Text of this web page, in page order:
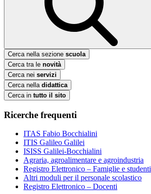
Cerca nella sezione scuola
Cerca tra le novità
Cerca nei servizi
Cerca nella didattica
Cerca in tutto il sito
Ricerche frequenti
ITAS Fabio Bocchialini
ITIS Galileo Galilei
ISISS Galilei-Bocchialini
Agraria, agroalimentare e agroindustria
Registro Elettronico – Famiglie e studenti
Altri moduli per il personale scolastico
Registro Elettronico – Docenti